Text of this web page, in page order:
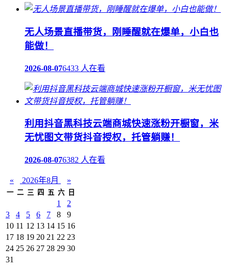
无人场景直播带货，刚睡醒就在爆单，小白也
能做！
2026-08-076433 人在看
利用抖音黑科技云端商城快速涨粉开橱窗，米
无忧图文带货抖音授权，托管躺赚！
2026-08-076382 人在看
« 2026年8月 »
一 二 三 四 五 六 日
1
2
3
4 5 6 7 8
9
10 11 12 13 14 15 16
17 18 19 20 21 22 23
24 25 26 27 28 29 30
31